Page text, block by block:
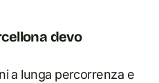
devo
a lunga percorrenza e